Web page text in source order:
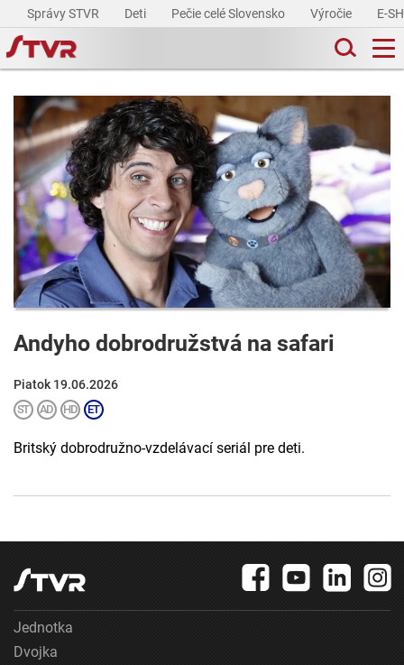
Správy STVR Deti Pečie celé Slovensko Výročie E-
Andyho dobrodružstvá na safari
Piatok 19.06.2026
Britský dobrodružno-vzdelávací seriál pre deti.
Jednotka
Dvojka